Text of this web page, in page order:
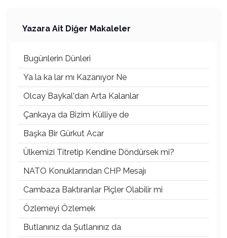
Yazara Ait Diğer Makaleler
Bugünlerin Dünleri
Ya la ka lar mı Kazanıyor Ne
Olcay Baykal'dan Arta Kalanlar
Çankaya da Bizim Külliye de
Başka Bir Gürkut Acar
Ülkemizi Titretip Kendine Döndürsek mi?
NATO Konuklarından CHP Mesajı
Cambaza Baktıranlar Piçler Olabilir mi
Özlemeyi Özlemek
Butlanınız da Şutlanınız da